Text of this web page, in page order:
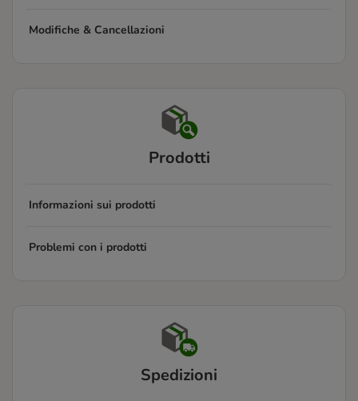
Modifiche & Cancellazioni
Prodotti
Informazioni sui prodotti
Problemi con i prodotti
Spedizioni